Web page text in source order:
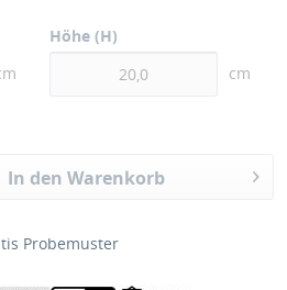
Höhe (H)
cm
In den Warenkorb
Probemuster